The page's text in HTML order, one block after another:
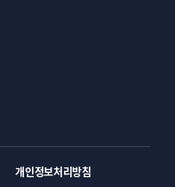
개인정보처리방침